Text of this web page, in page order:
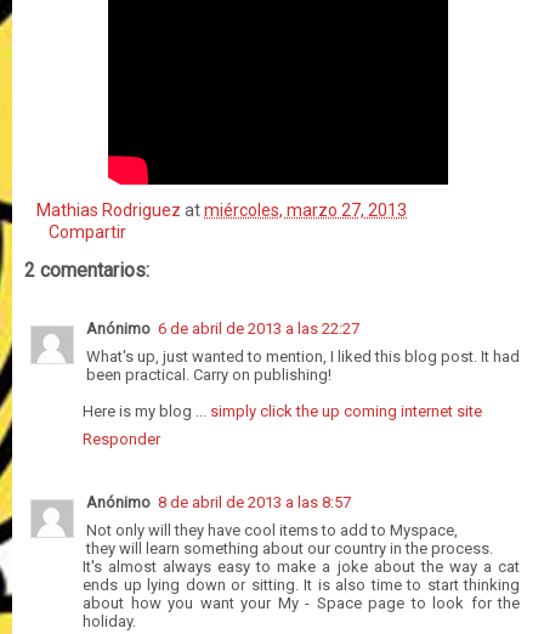
Mathias Rodriguez atmiércoles, marzo 27, 2013
Compartir
2 comentarios:
Anónimo 6 de abril de 2013 a las 22:27
What's up, just wanted to mention, I liked this blog post. It had
been practical. Carry on publishing!
Here is my blog ... simply click the up coming internet site
Responder
Anónimo 8 de abril de 2013 a las 8:57
Not only will they have cool items to add to Myspace,
they will learn something about our country in the process.
It's almost always easy to make a joke about the way a cat
ends up lying down or sitting. It is also time to start thinking
about how you want your My - Space page to look for the
holiday.